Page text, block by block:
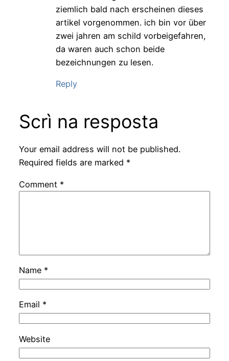
ziemlich bald nach erscheinen dieses
artikel vorgenommen. ich bin vor über
zwei jahren am schild vorbeigefahren,
da waren auch schon beide
bezeichnungen zu lesen.
Reply
Scrì na resposta
Your email address will not be published.
Required fields are marked *
Comment *
Name *
Email *
Website